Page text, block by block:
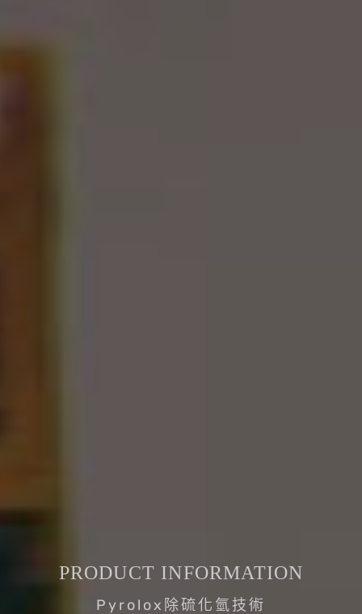
PRODUCT INFORMATION
Pyrolox除硫化氫技術